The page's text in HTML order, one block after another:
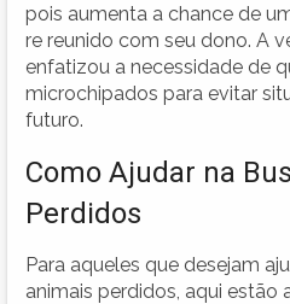
pois aumenta a chance de
re reunido com seu dono. A
enfatizou a necessidade de
microchipados para evitar
futuro.
Como Ajudar na
Perdidos
Para aqueles que desejam
animais perdidos, aqui estão